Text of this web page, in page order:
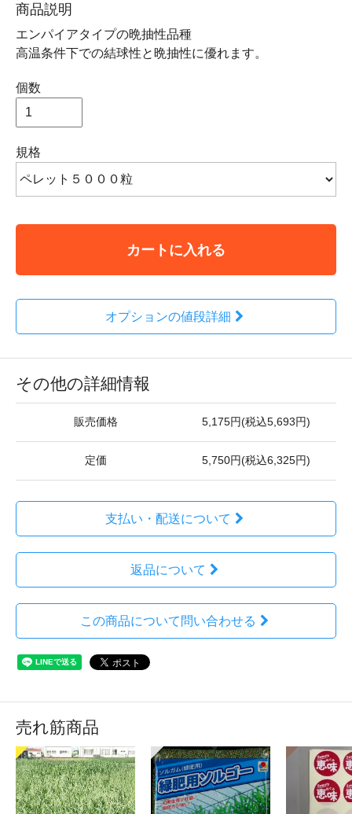
商品説明
エンパイアタイプの晩抽性品種
高温条件下での結球性と晩抽性に優れます。
個数
規格
カートに入れる
オプションの値段詳細
その他の詳細情報
販売価格 5,175円(税込5,693円)
定価 5,750円(税込6,325円)
支払い・配送について
返品について
この商品について問い合わせる
売れ筋商品